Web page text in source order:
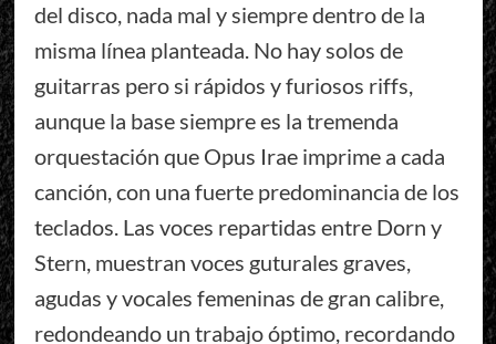
del disco, nada mal y siempre dentro de la
misma línea planteada. No hay solos de
guitarras pero si rápidos y furiosos riffs,
aunque la base siempre es la tremenda
orquestación que Opus Irae imprime a cada
canción, con una fuerte predominancia de los
teclados. Las voces repartidas entre Dorn y
Stern, muestran voces guturales graves,
agudas y vocales femeninas de gran calibre,
redondeando un trabajo óptimo, recordando